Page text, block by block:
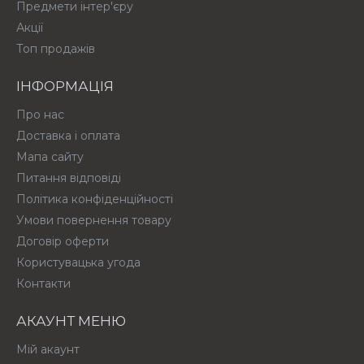
Предмети інтер'єру
Акції
Топ продажів
ІНФОРМАЦІЯ
Про нас
Доставка і оплата
Мапа сайту
Питання відповіді
Політика конфіденційності
Умови повернення товару
Договір оферти
Користувацька угода
Контакти
АКАУНТ МЕНЮ
Мій акаунт